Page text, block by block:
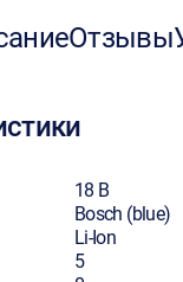
Отзывы
18 В
Bosch (blue)
Li-Ion
5